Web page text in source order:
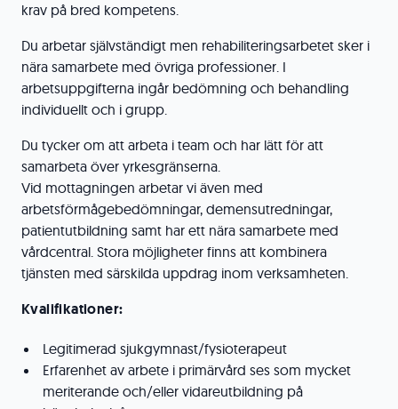
krav på bred kompetens.
Du arbetar självständigt men rehabiliteringsarbetet sker i
nära samarbete med övriga professioner. I
arbetsuppgifterna ingår bedömning och behandling
individuellt och i grupp.
Du tycker om att arbeta i team och har lätt för att
samarbeta över yrkesgränserna.
Vid mottagningen arbetar vi även med
arbetsförmågebedömningar, demensutredningar,
patientutbildning samt har ett nära samarbete med
vårdcentral. Stora möjligheter finns att kombinera
tjänsten med särskilda uppdrag inom verksamheten.
Kvalifikationer:
Legitimerad sjukgymnast/fysioterapeut
Erfarenhet av arbete i primärvård ses som mycket
meriterande och/eller vidareutbildning på